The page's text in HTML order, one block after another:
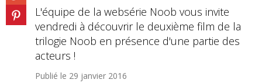
L'équipe de la websérie Noob vous invite
vendredi à découvrir le deuxième film de la
trilogie Noob en présence d'une partie des
acteurs !
Publié le 29 janvier 2016